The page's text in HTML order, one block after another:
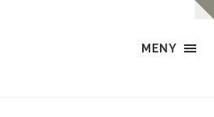
MENY